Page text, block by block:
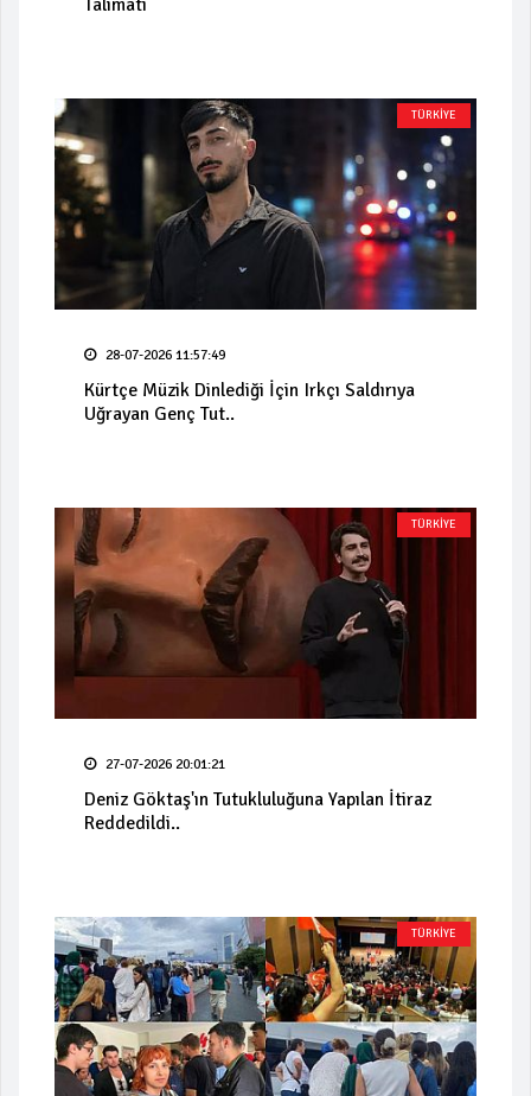
Talimatı
TÜRKİYE
28-07-2026 11:57:49
Kürtçe Müzik Dinlediği İçin Irkçı Saldırıya
Uğrayan Genç Tut..
TÜRKİYE
27-07-2026 20:01:21
Deniz Göktaş'ın Tutukluluğuna Yapılan İtiraz
Reddedildi..
TÜRKİYE